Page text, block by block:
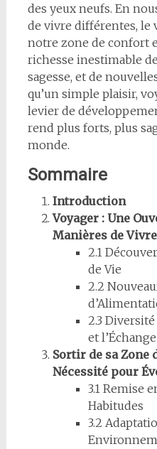
des yeux neufs. En
de vivre différentes, le
notre zone de confort
richesse inestimable
sagesse, et de
qu’un simple plaisir,
levier de
rend plus forts, plus
monde.
Sommaire
Introduction
Voyager : Une
Manières de Vivre
2.1
de Vie
2.2
2.3
et l’Échange
Sortir de sa Zone
Nécessité pour
3.1 Remise
Habitudes
3.2